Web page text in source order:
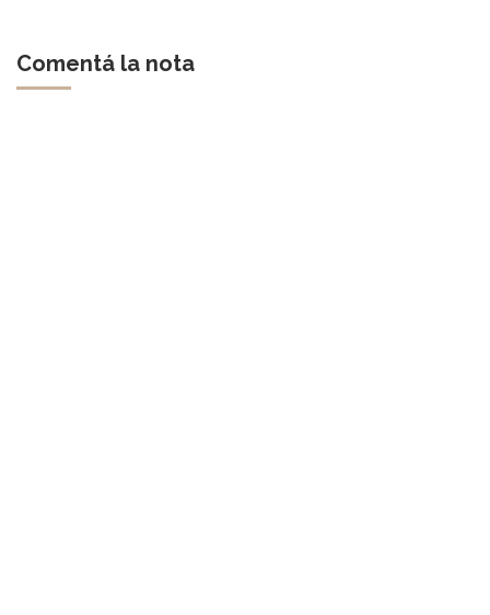
Comentá la nota